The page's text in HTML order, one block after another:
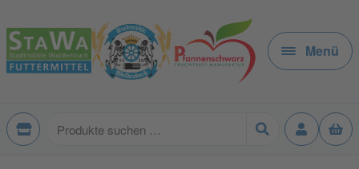
Zur
Navigation
springen
Zum
Inhalt
springen
Menü
Produkte